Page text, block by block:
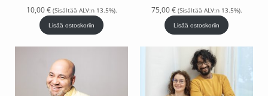
10,00€ (Sisältää ALV:n 13.5%).
Lisää ostoskoriin
75,00€ (Sisältää ALV:n 13.5%).
Lisää ostoskoriin